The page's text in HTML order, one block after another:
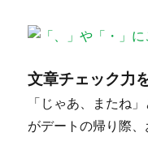
文章チェック力
「じゃあ、またね
がデートの帰り際